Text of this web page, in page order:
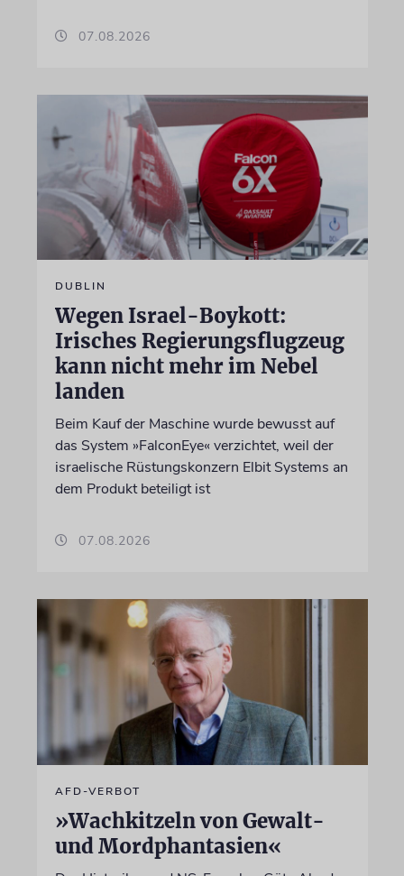
07.08.2026
DUBLIN
Wegen Israel-Boykott:
Irisches Regierungsflugzeug
kann nicht mehr im Nebel
landen
Beim Kauf der Maschine wurde bewusst auf
das System »FalconEye« verzichtet, weil der
israelische Rüstungskonzern Elbit Systems an
dem Produkt beteiligt ist
07.08.2026
AFD-VERBOT
»Wachkitzeln von Gewalt-
und Mordphantasien«